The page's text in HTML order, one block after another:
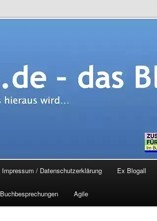
Impressum / Datenschutzerklärung Ex Blogall
Buchbesprechungen Agile